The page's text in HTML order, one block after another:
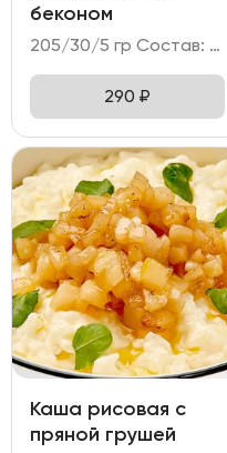
беконом
205/30/5 гр Состав: - каша овсяная; - бекон; - пармезан.
290 ₽
Каша рисовая с
пряной грушей